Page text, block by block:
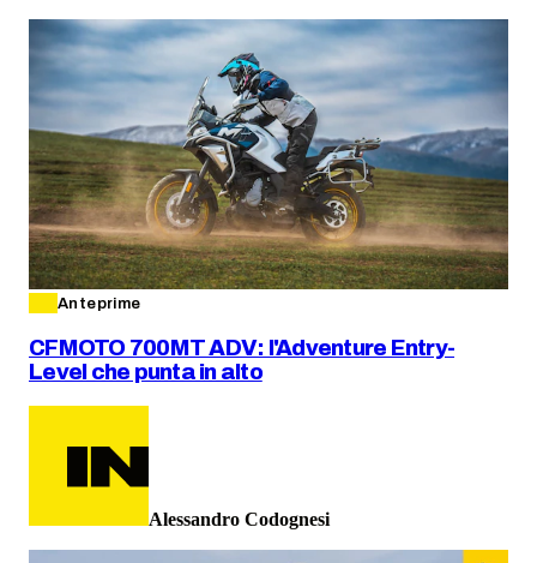
Anteprime
CFMOTO 700MT ADV: l'Adventure Entry-
Level che punta in alto
Alessandro Codognesi